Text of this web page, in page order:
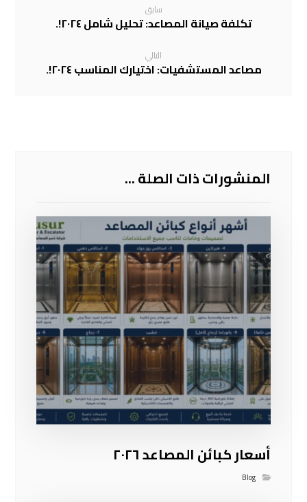
سابق
تكلفة صيانة المصاعد: تحليل شامل ٢٠٢٤!.
التالي
مصاعد المستشفيات: اختيارك المناسب ٢٠٢٤!.
المنشورات ذات الصلة ...
أسعار كبائن المصاعد ٢٠٢٦
Blog